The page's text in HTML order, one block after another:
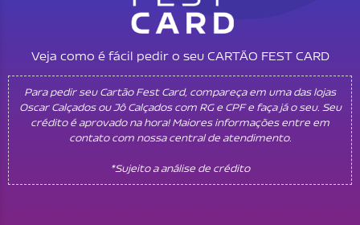
Veja como é fácil pedir o seu CARTÃO FEST CARD
Para pedir seu Cartão Fest Card, compareça em uma das lojas
Oscar Calçados ou Jô Calçados com RG e CPF e faça já o seu. Seu
crédito é aprovado na hora! Maiores informações entre em
contato com nossa central de atendimento.
*Sujeito a análise de crédito